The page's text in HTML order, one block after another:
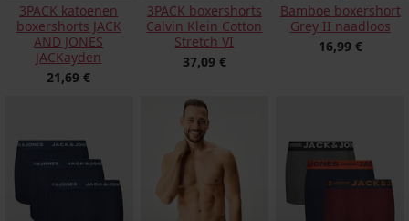
3PACK katoenen
boxershorts JACK
AND JONES
JACKayden
21,69 €
3PACK boxershorts
Calvin Klein Cotton
Stretch VI
37,09 €
Bamboe boxershort
Grey II naadloos
16,99 €